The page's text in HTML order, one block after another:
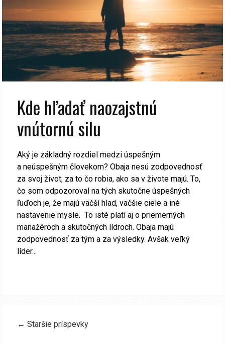
Kde hľadať naozajstnú
vnútornú silu
Aký je základný rozdiel medzi úspešným
a neúspešným človekom? Obaja nesú zodpovednosť
za svoj život, za to čo robia, ako sa v živote majú. To,
čo som odpozoroval na tých skutočne úspešných
ľuďoch je, že majú väčší hlad, väčšie ciele a iné
nastavenie mysle. To isté platí aj o priemerných
manažéroch a skutočných lídroch. Obaja majú
zodpovednosť za tým a za výsledky. Avšak veľký
líder...
← Staršie príspevky